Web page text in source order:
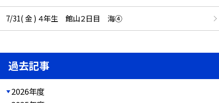
7/31( 金 ) ４年生 館山２日目 海④
過去記事
2026年度